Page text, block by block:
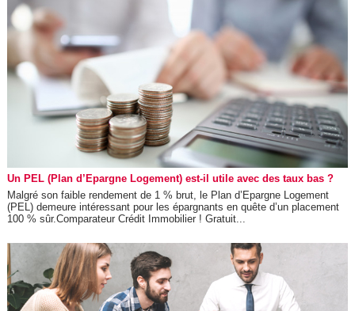
Un PEL (Plan d’Epargne Logement) est-il utile avec des taux bas ?
Malgré son faible rendement de 1 % brut, le Plan d’Epargne Logement
(PEL) demeure intéressant pour les épargnants en quête d’un placement
100 % sûr.Comparateur Crédit Immobilier ! Gratuit...